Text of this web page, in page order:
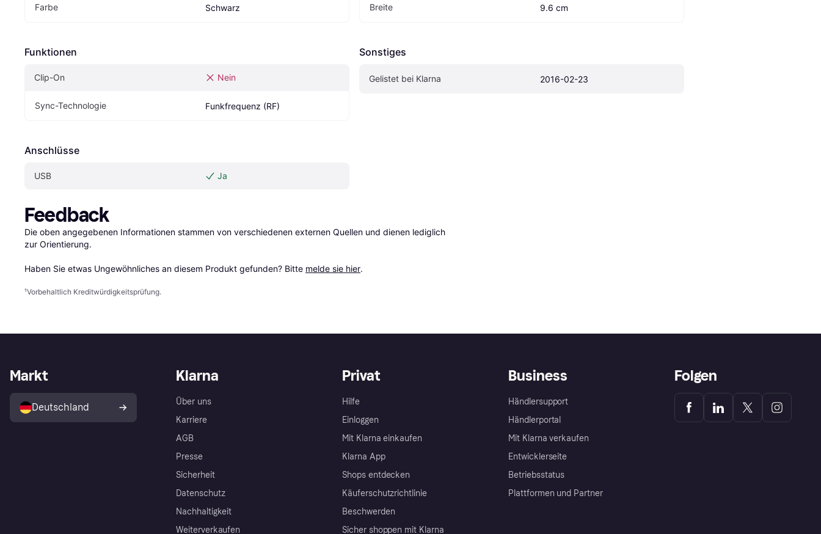
Farbe Schwarz
Funktionen
Clip-On Nein
Sync-Technologie Funkfrequenz (RF)
Anschlüsse
USB Ja
Breite 9.6 cm
Sonstiges
Gelistet bei Klarna 2016-02-23
Feedback
Die oben angegebenen Informationen stammen von verschiedenen externen Quellen und dienen lediglich
zur Orientierung.
Haben Sie etwas Ungewöhnliches an diesem Produkt gefunden? Bitte melde sie hier.
¹Vorbehaltlich Kreditwürdigkeitsprüfung.
Klarna
Über uns
Karriere
AGB
Presse
Sicherheit
Datenschutz
Nachhaltigkeit
Weiterverkaufen
Privat
Hilfe
Einloggen
Mit Klarna einkaufen
Klarna App
Shops entdecken
Käuferschutzrichtlinie
Beschwerden
Sicher shoppen mit Klarna
Business
Händlersupport
Händlerportal
Mit Klarna verkaufen
Entwicklerseite
Betriebsstatus
Plattformen und Partner
Markt
Deutschland
Folgen